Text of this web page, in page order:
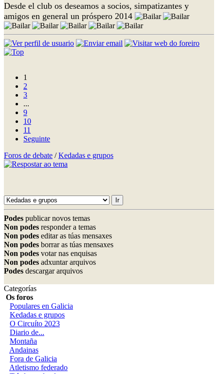
Desde el club os deseamos a socios, simpatizantes y
amigos en general un próspero 2014
1
2
3
...
9
10
11
Seguinte
Foros de debate /Kedadas e grupos
Podes publicar novos temas
Non podes responder a temas
Non podes editar as túas mensaxes
Non podes borrar as túas mensaxes
Non podes votar nas enquisas
Non podes adxuntar arquivos
Podes descargar arquivos
Categorías
Os foros
Populares en Galicia
Kedadas e grupos
O Circuíto 2023
Diario de...
Montaña
Andainas
Fora de Galicia
Atletismo federado